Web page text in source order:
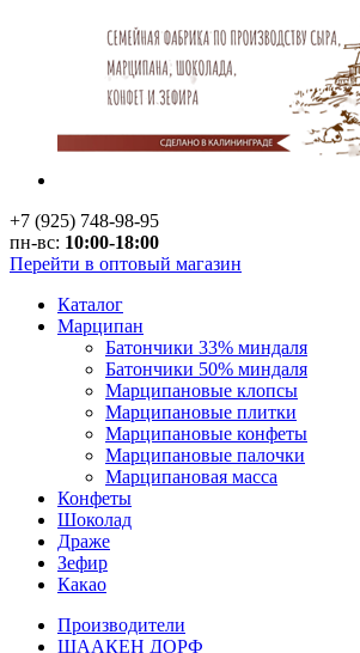
+7 (925) 748-98-95
пн-вс: 10:00-18:00
Перейти в оптовый магазин
Каталог
Марципан
Батончики 33% миндаля
Батончики 50% миндаля
Марципановые клопсы
Марципановые плитки
Марципановые конфеты
Марципановые палочки
Марципановая масса
Конфеты
Шоколад
Драже
Зефир
Какао
Производители
ШААКЕН ДОРФ